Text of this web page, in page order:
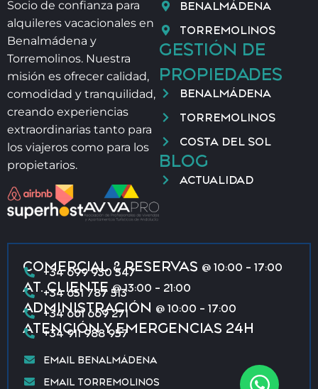
Socio de confianza para
alquileres vacacionales en
Benalmádena y
Torremolinos. Nuestra
misión es ofrecer calidad,
comodidad y tranquilidad,
creando experiencias
extraordinarias tanto para
los viajeros como para los
propietarios.
BENALMÁDENA
TORREMOLINOS
GESTIÓN DE
PROPIEDADES
BENALMÁDENA
TORREMOLINOS
COSTA DEL SOL
BLOG
ACTUALIDAD
COMERCIAL & RESERVAS @ 10:00 - 17:00
+34 699 930 547
AT. CLIENTE@ 13:00 - 21:00
+34 651 787 513
ADMINISTRACIÓN @ 10:00 - 17:00
+34 661 669 271
ATENCIÓN Y EMERGENCIAS 24H
+34 911 988 957
EMAIL BENALMÁDENA
EMAIL TORREMOLINOS